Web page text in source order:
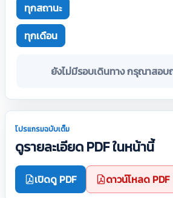
ทุกสถานะ
ทุกเดือน
ยังไม่มีรอบเดินทาง กรุณาสอบ
โปรแกรมฉบับเต็ม
ดูรายละเอียด PDF ในหน้านี้
เปิดดู PDF ดาวน์โหลด PDF